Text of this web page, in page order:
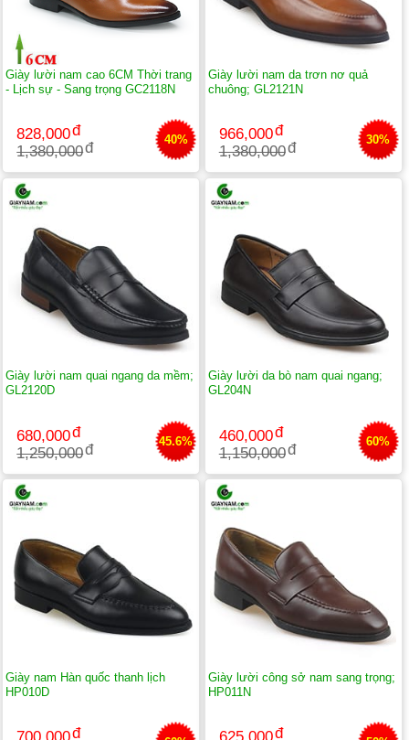
Giày lười nam cao 6CM Thời trang
- Lịch sự - Sang trọng GC2118N
828,000
1,380,000
40%
Giày lười nam da trơn nơ quả
chuông; GL2121N
966,000
1,380,000
30%
Giày lười nam quai ngang da mềm;
GL2120D
680,000
1,250,000
45.6%
Giày lười da bò nam quai ngang;
GL204N
460,000
1,150,000
60%
Giày nam Hàn quốc thanh lịch
HP010D
Giày lười công sở nam sang trọng;
HP011N